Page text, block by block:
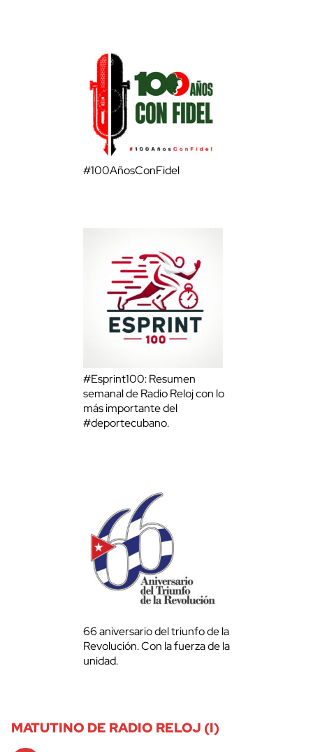
#100AñosConFidel
#Esprint100: Resumen
semanal de Radio Reloj con lo
más importante del
#deportecubano.
66 aniversario del triunfo de la
Revolución. Con la fuerza de la
unidad.
MATUTINO DE RADIO RELOJ (I)